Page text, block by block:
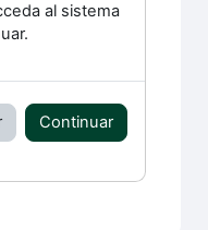
al sistema
Continuar